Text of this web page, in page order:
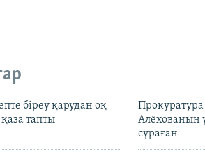
біреу қарудан оқ
тапты
Алёхованың
сұраған